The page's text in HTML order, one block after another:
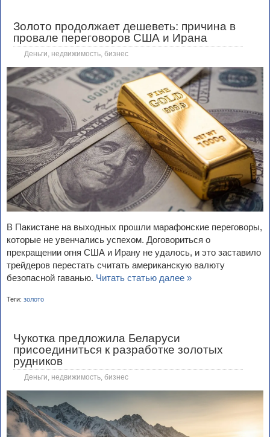
Золото продолжает дешеветь: причина в
провале переговоров США и Ирана
Деньги, недвижимость, бизнес
В Пакистане на выходных прошли марафонские переговоры,
которые не увенчались успехом. Договориться о
прекращении огня США и Ирану не удалось, и это заставило
трейдеров перестать считать американскую валюту
безопасной гаванью. Читать статью далее »
Теги: золото
Чукотка предложила Беларуси
присоединиться к разработке золотых
рудников
Деньги, недвижимость, бизнес